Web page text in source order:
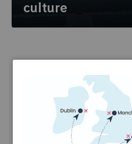
culture
Ces sujets
vous